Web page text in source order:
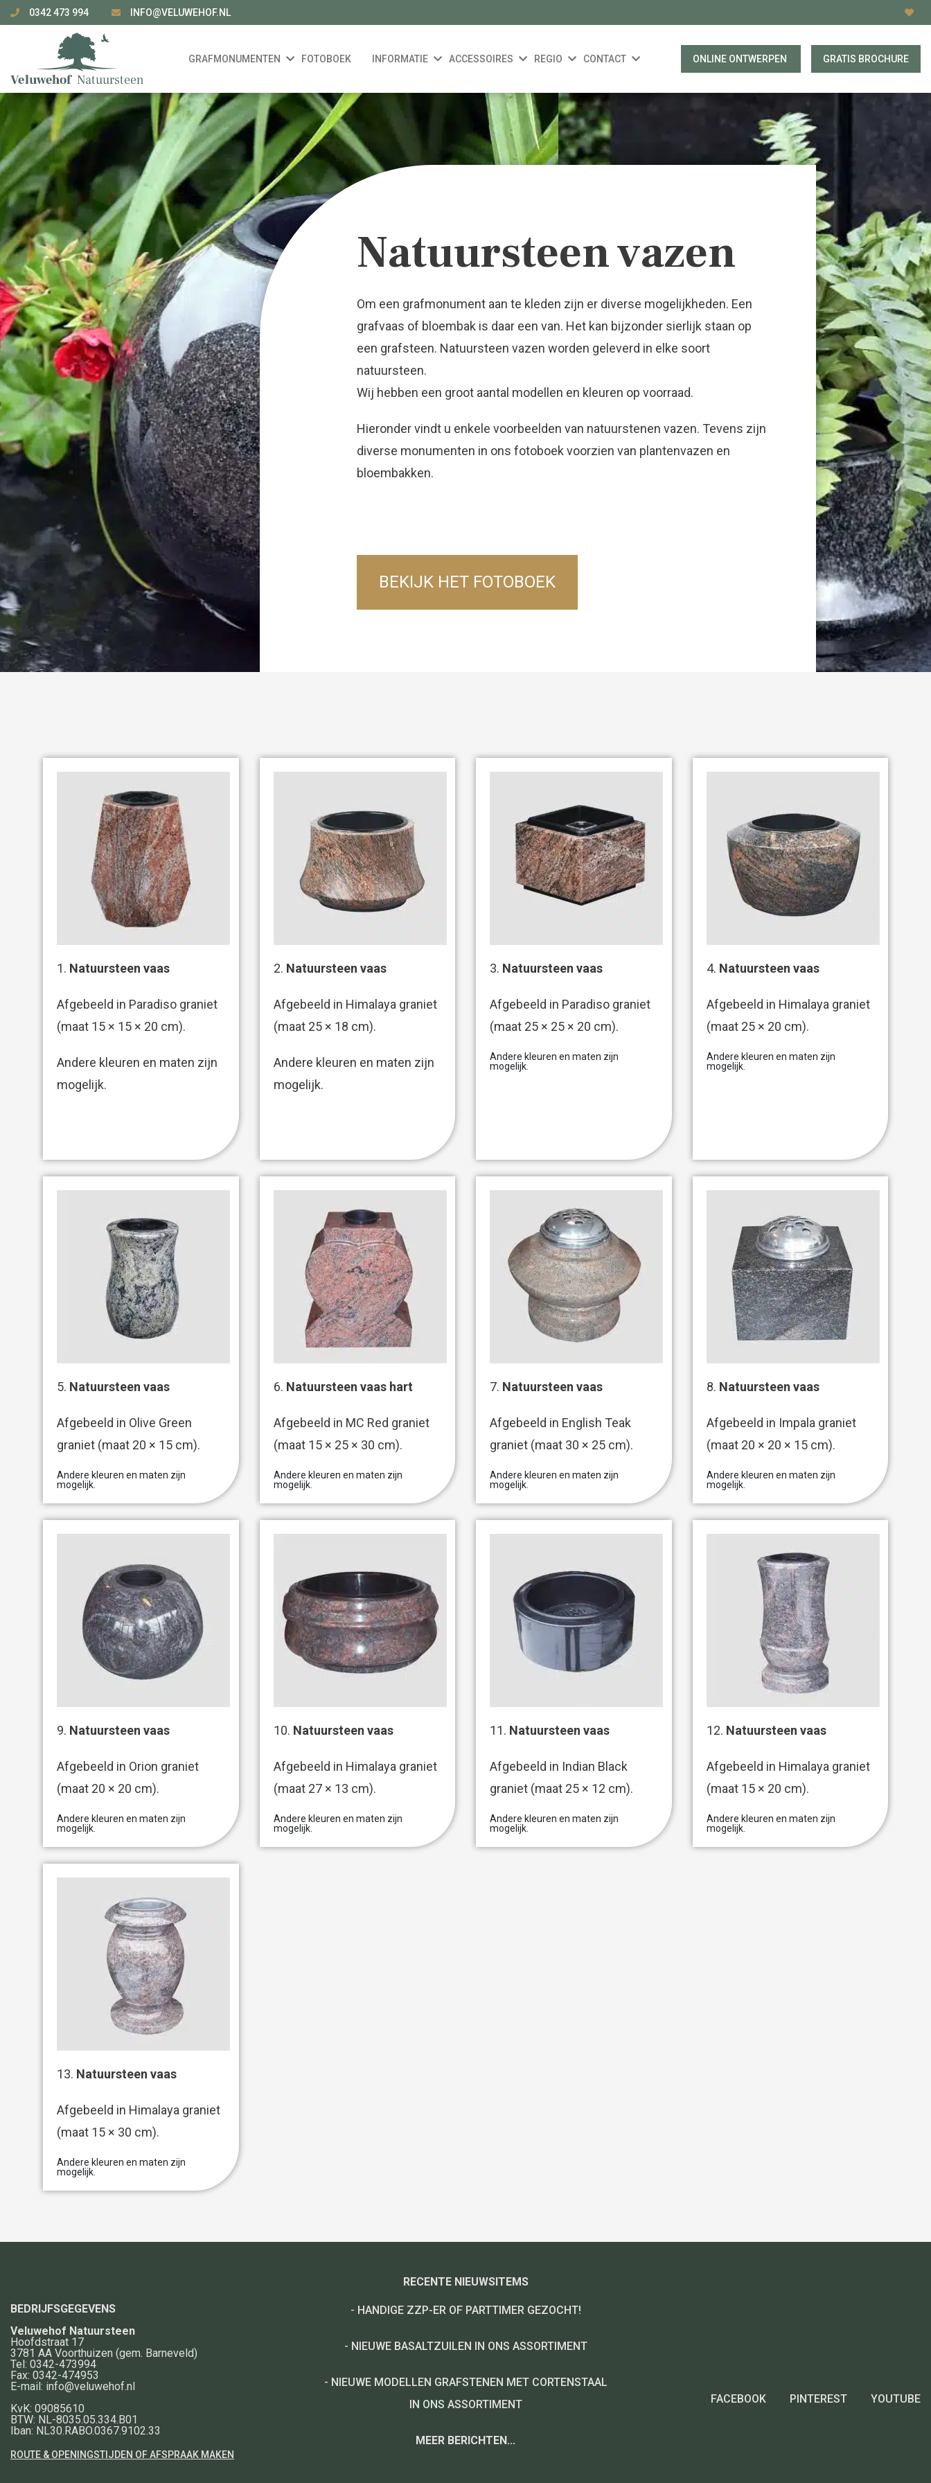
0342 473 994 INFO@VELUWEHOF.NL
GRAFMONUMENTEN FOTOBOEK INFORMATIE ACCESSOIRES REGIO CONTACT ONLINE ONTWERPEN GRATIS BROCHURE
Natuursteen vazen
Om een grafmonument aan te kleden zijn er diverse mogelijkheden. Een
grafvaas of bloembak is daar een van. Het kan bijzonder sierlijk staan op
een grafsteen. Natuursteen vazen worden geleverd in elke soort
natuursteen.
Wij hebben een groot aantal modellen en kleuren op voorraad.
Hieronder vindt u enkele voorbeelden van natuurstenen vazen. Tevens zijn
diverse monumenten in ons fotoboek voorzien van plantenvazen en
bloembakken.
BEKIJK HET FOTOBOEK
1. Natuursteen vaas
Afgebeeld in Paradiso graniet
(maat 15 × 15 × 20 cm).
Andere kleuren en maten zijn
mogelijk.
2. Natuursteen vaas
Afgebeeld in Himalaya graniet
(maat 25 × 18 cm).
Andere kleuren en maten zijn
mogelijk.
3. Natuursteen vaas
Afgebeeld in Paradiso graniet
(maat 25 × 25 × 20 cm).
Andere kleuren en maten zijn
mogelijk.
4. Natuursteen vaas
Afgebeeld in Himalaya graniet
(maat 25 × 20 cm).
Andere kleuren en maten zijn
mogelijk.
5. Natuursteen vaas
Afgebeeld in Olive Green
graniet (maat 20 × 15 cm).
Andere kleuren en maten zijn
mogelijk.
6. Natuursteen vaas hart
Afgebeeld in MC Red graniet
(maat 15 × 25 × 30 cm).
Andere kleuren en maten zijn
mogelijk.
7. Natuursteen vaas
Afgebeeld in English Teak
graniet (maat 30 × 25 cm).
Andere kleuren en maten zijn
mogelijk.
8. Natuursteen vaas
Afgebeeld in Impala graniet
(maat 20 × 20 × 15 cm).
Andere kleuren en maten zijn
mogelijk.
9. Natuursteen vaas
Afgebeeld in Orion graniet
(maat 20 × 20 cm).
Andere kleuren en maten zijn
mogelijk.
10. Natuursteen vaas
Afgebeeld in Himalaya graniet
(maat 27 × 13 cm).
Andere kleuren en maten zijn
mogelijk.
11. Natuursteen vaas
Afgebeeld in Indian Black
graniet (maat 25 × 12 cm).
Andere kleuren en maten zijn
mogelijk.
12. Natuursteen vaas
Afgebeeld in Himalaya graniet
(maat 15 × 20 cm).
Andere kleuren en maten zijn
mogelijk.
13. Natuursteen vaas
Afgebeeld in Himalaya graniet
(maat 15 × 30 cm).
Andere kleuren en maten zijn
mogelijk.
BEDRIJFSGEGEVENS
Veluwehof Natuursteen
Hoofdstraat 17
3781 AA Voorthuizen (gem. Barneveld)
Tel: 0342-473994
Fax: 0342-474953
E-mail: info@veluwehof.nl
KvK: 09085610
BTW: NL-8035.05.334.B01
Iban: NL30.RABO.0367.9102.33
ROUTE & OPENINGSTIJDEN OF AFSPRAAK MAKEN
RECENTE NIEUWSITEMS
- HANDIGE ZZP-ER OF PARTTIMER GEZOCHT!
- NIEUWE BASALTZUILEN IN ONS ASSORTIMENT
- NIEUWE MODELLEN GRAFSTENEN MET CORTENSTAAL
IN ONS ASSORTIMENT
MEER BERICHTEN...
FACEBOOK PINTEREST YOUTUBE